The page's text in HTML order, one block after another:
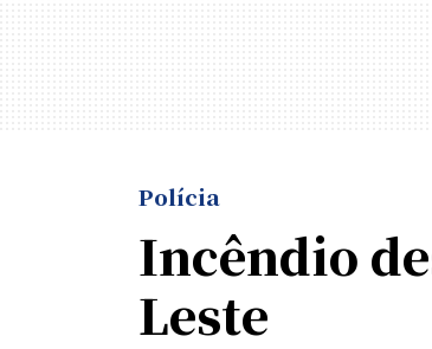
Polícia
Incêndio
Leste